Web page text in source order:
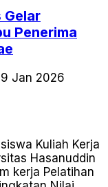
Gelar
Penerima
Jan 2026
Kuliah Kerja
Hasanuddin
kerja Pelatihan